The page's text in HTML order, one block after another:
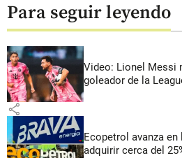
Para seguir leyendo
Video: Lionel Messi
goleador de la
share
Ecopetrol avanza
adquirir cerca del